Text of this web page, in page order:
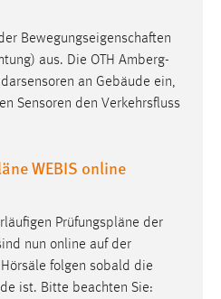
Bewegungseigenschaften
aus. Die OTH Amberg-
an Gebäude ein,
Sensoren den Verkehrsfluss
WEBIS online
Prüfungspläne der
nun online auf der
folgen sobald die
ist. Bitte beachten Sie:
Informationen anonym.
_pk_ses